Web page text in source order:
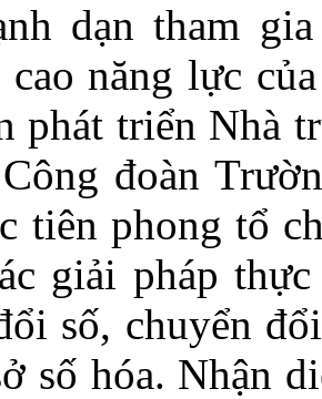
dạn tham
cao năng lực
phát triển Nhà
đoàn
tiên phong tổ
giải pháp
số, chuyển
số hóa. Nhận